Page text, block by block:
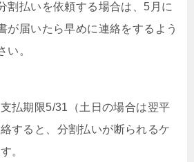
割払いを依頼する場合は、5月に
が届いたら早めに連絡をするよう
い。
払期限5/31（土日の場合は翌平
すると、分割払いが断られるケ
。